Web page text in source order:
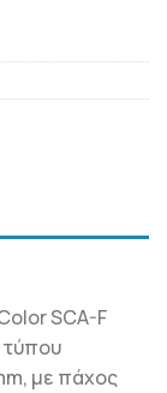
SCA-F
τύπου
με πάχος